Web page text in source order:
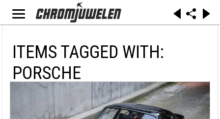
ITEMS TAGGED WITH:
PORSCHE